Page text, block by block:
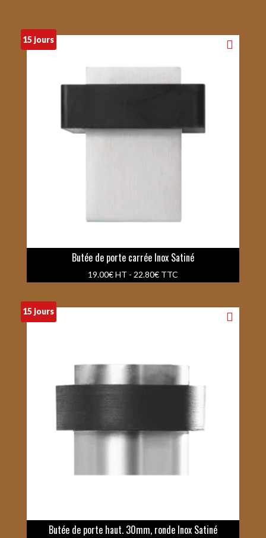
15 jours
Butée de porte carrée Inox Satiné
19.00€HT - 22.80€TTC
15 jours
Butée de porte haut. 30mm, ronde Inox Satiné